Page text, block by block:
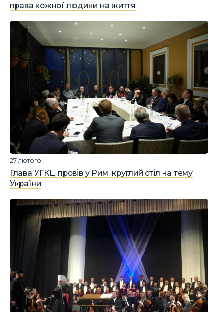
права кожної людини на життя
Глава УГКЦ провів у Римі круглий стіл на тему
України
27 лютого